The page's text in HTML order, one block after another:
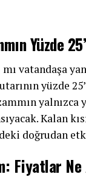
Yüzde
vatandaşa
yüzde
yalnızca
Kalan
doğrudan
Fiyatlar